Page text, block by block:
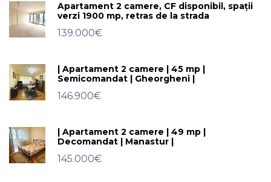
Apartament 2 camere, CF disponibil, spații
verzi 1900 mp, retras de la strada
139.000€
| Apartament 2 camere | 45 mp |
Semicomandat | Gheorgheni |
146.900€
| Apartament 2 camere | 49 mp |
Decomandat | Manastur |
145.000€